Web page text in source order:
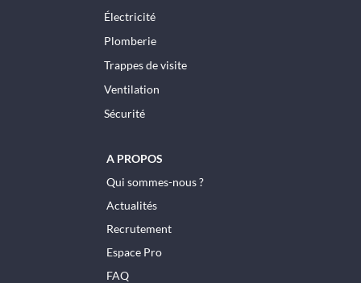
Électricité
Plomberie
Trappes de visite
Ventilation
Sécurité
A PROPOS
Qui sommes-nous ?
Actualités
Recrutement
Espace Pro
FAQ